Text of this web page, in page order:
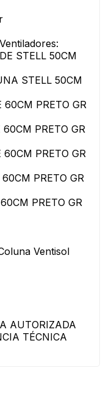
STELL 50CM
STELL 50CM
PRETO GR
PRETO GR
PRETO GR
PRETO GR
PRETO GR
Ventisol
AUTORIZADA
TÉCNICA